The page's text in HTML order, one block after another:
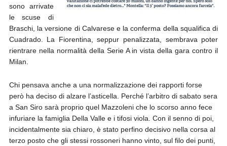
sono arrivate
le scuse di
Braschi, la versione di Calvarese e la conferma della squalifica di
Cuadrado. La Fiorentina, seppur penalizzata, sembrava poter
rientrare nella normalità della Serie A in vista della gara contro il
Milan.
Chi pensava anche a una normalizzazione dei rapporti forse
però ha deciso di alzare l’asticella. Perché l’arbitro di sabato sera
a San Siro sarà proprio quel Mazzoleni che lo scorso anno fece
infuriare la famiglia Della Valle e i tifosi viola. Con il senno di poi,
incidentalmente sia chiaro, è stato perfino decisivo nella corsa al
terzo posto che gli stessi rossoneri hanno vinto, sul filo dei punti,